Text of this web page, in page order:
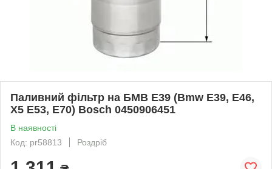
Паливний фільтр на БМВ Е39 (Bmw E39, E46,
X5 E53, E70) Bosch 0450906451
В наявності
Код: pr58813
Роздріб